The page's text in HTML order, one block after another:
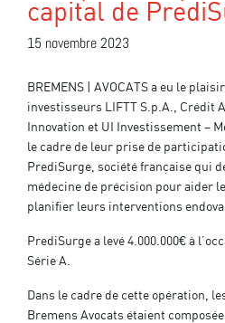
capital de
15 novembre 2023
BREMENS | AVOCATS a eu le
investisseurs LIFTT S.p.A., Crédit
Innovation et UI Investissement –
le cadre de leur prise de
PrediSurge, société française qui
médecine de précision pour aider
planifier leurs interventions
PrediSurge a levé 4.000.000€ à
Série A.
Dans le cadre de cette opération,
Bremens Avocats étaient